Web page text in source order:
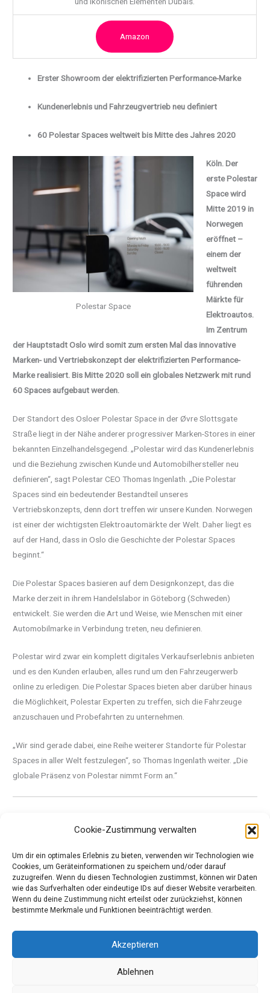
Cookie-Zustimmung verwalten
Um dir ein optimales Erlebnis zu bieten, verwenden wir Technologien wie
Cookies, um Geräteinformationen zu speichern und/oder darauf
zuzugreifen. Wenn du diesen Technologien zustimmst, können wir Daten
wie das Surfverhalten oder eindeutige IDs auf dieser Website verarbeiten.
Wenn du deine Zustimmung nicht erteilst oder zurückziehst, können
bestimmte Merkmale und Funktionen beeinträchtigt werden.
Akzeptieren
Ablehnen
Amazon
Erster Showroom der elektrifizierten Performance-Marke
Kundenerlebnis und Fahrzeugvertrieb neu definiert
60 Polestar Spaces weltweit bis Mitte des Jahres 2020
Polestar Space
Köln. Der
erste Polestar
Space wird
Mitte 2019 in
Norwegen
eröffnet –
einem der
weltweit
führenden
Märkte für
Elektroautos.
Im Zentrum
der Hauptstadt Oslo wird somit zum ersten Mal das innovative
Marken- und Vertriebskonzept der elektrifizierten Performance-
Marke realisiert. Bis Mitte 2020 soll ein globales Netzwerk mit rund
60 Spaces aufgebaut werden.
Der Standort des Osloer Polestar Space in der Øvre Slottsgate
Straße liegt in der Nähe anderer progressiver Marken-Stores in einer
bekannten Einzelhandelsgegend. „Polestar wird das Kundenerlebnis
und die Beziehung zwischen Kunde und Automobilhersteller neu
definieren“, sagt Polestar CEO Thomas Ingenlath. „Die Polestar
Spaces sind ein bedeutender Bestandteil unseres
Vertriebskonzepts, denn dort treffen wir unsere Kunden. Norwegen
ist einer der wichtigsten Elektroautomärkte der Welt. Daher liegt es
auf der Hand, dass in Oslo die Geschichte der Polestar Spaces
beginnt.“
Die Polestar Spaces basieren auf dem Designkonzept, das die
Marke derzeit in ihrem Handelslabor in Göteborg (Schweden)
entwickelt. Sie werden die Art und Weise, wie Menschen mit einer
Automobilmarke in Verbindung treten, neu definieren.
Polestar wird zwar ein komplett digitales Verkaufserlebnis anbieten
und es den Kunden erlauben, alles rund um den Fahrzeugerwerb
online zu erledigen. Die Polestar Spaces bieten aber darüber hinaus
die Möglichkeit, Polestar Experten zu treffen, sich die Fahrzeuge
anzuschauen und Probefahrten zu unternehmen.
„Wir sind gerade dabei, eine Reihe weiterer Standorte für Polestar
Spaces in aller Welt festzulegen“, so Thomas Ingenlath weiter. „Die
globale Präsenz von Polestar nimmt Form an.“
Quelle: Pressemeldung Polestar
←Vorheriger Beitrag Nächster Beitrag